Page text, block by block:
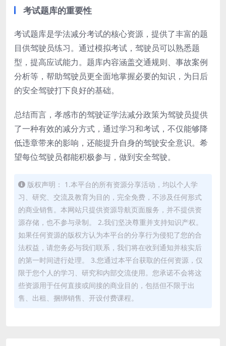
考试题库的重要性
考试题库是学法减分考试的核心资源，提供了丰富的题
目供驾驶员练习。通过模拟考试，驾驶员可以熟悉题
型，提高应试能力。题库内容涵盖交通规则、事故案例
分析等，帮助驾驶员更全面地掌握必要的知识，为日后
的安全驾驶打下良好的基础。
总结而言，孝感市的驾驶证学法减分政策为驾驶员提供
了一种有效的减分方式，通过学习和考试，不仅能够降
低违章带来的影响，还能提升自身的驾驶安全意识。希
望每位驾驶员都能积极参与，做到安全驾驶。
版权声明： 1.本平台的所有资源分享活动，均以个人学
习、研究、交流及教育为目的，完全免费，不涉及任何形式
的商业销售。本网站只提供资源导航页面服务，并不提供资
源存储，也不参与录制。 2.我们坚决尊重并支持知识产权。
如果任何资源的版权方认为本平台的分享行为侵犯了您的合
法权益，请您务必与我们联系，我们将在收到通知并核实后
的第一时间进行处理。 3.您通过本平台获取的任何资源，仅
限于您个人的学习、研究和内部交流使用。您承诺不会将这
些资源用于任何直接或间接的商业目的，包括但不限于出
售、出租、捆绑销售、开设付费课程。